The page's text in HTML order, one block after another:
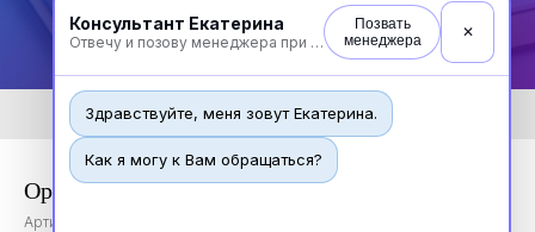
Консультант Екатерина
Отвечу и позову менеджера при необходимости
Позвать
менеджера
✕
Здравствуйте, меня зовут Екатерина.
Как я могу к Вам обращаться?
Ортодонтия
Артикул: